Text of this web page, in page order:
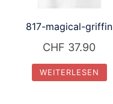
817-magical-griffin
CHF 37.90
WEITERLESEN